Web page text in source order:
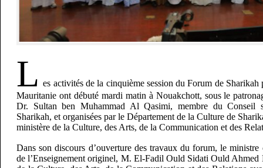
L es activités de la cinquième session du Forum de
Mauritanie ont débuté mardi matin à Nouakchott, sous le
Dr. Sultan ben Muhammad Al Qasimi, membre du Conseil
Sharikah, et organisées par le Département de la Culture de
ministère de la Culture, des Arts, de la Communication et des
Dans son discours d’ouverture des travaux du forum, le
de l’Enseignement originel, M. El-Fadil Ould Sidati Ould